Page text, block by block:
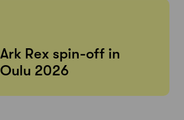
Ark Rex spin-off in
Oulu 2026